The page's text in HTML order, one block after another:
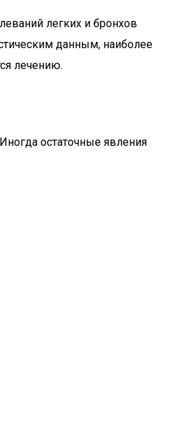
легких и бронхов
данным, наиболее
лечению.
остаточные явления